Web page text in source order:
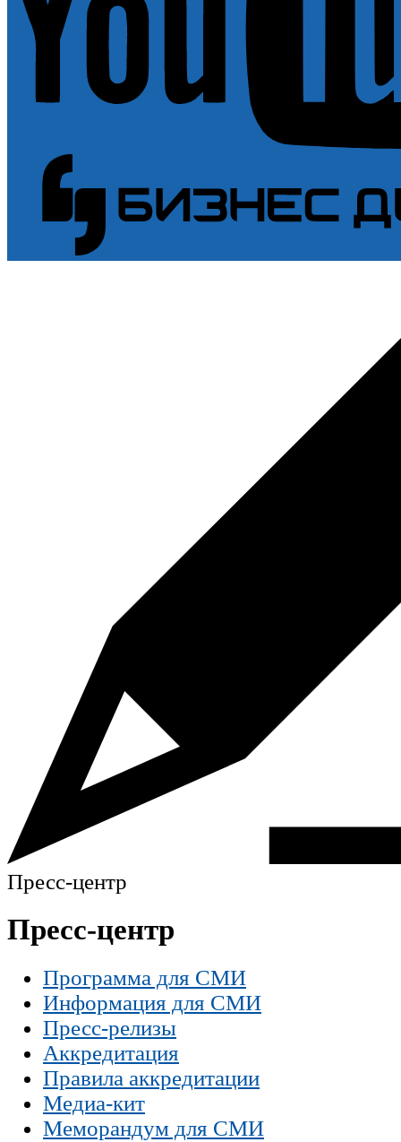
Пресс-центр
Пресс-центр
Программа для СМИ
Информация для СМИ
Пресс-релизы
Аккредитация
Правила аккредитации
Медиа-кит
Меморандум для СМИ